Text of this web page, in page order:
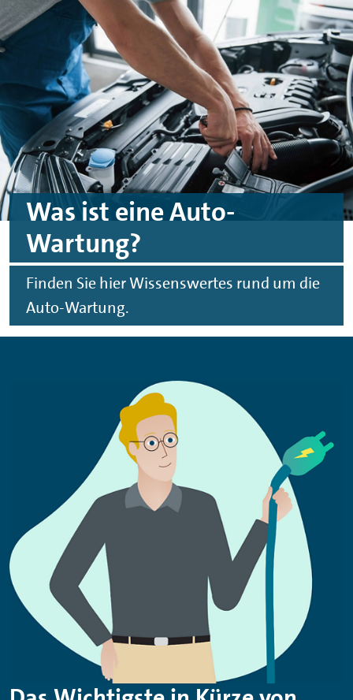
Zum Hauptinhalt springen
Zur Fußzeile springen
Was ist eine Auto-
Wartung?
Finden Sie hier Wissenswertes rund um die
Auto-Wartung.